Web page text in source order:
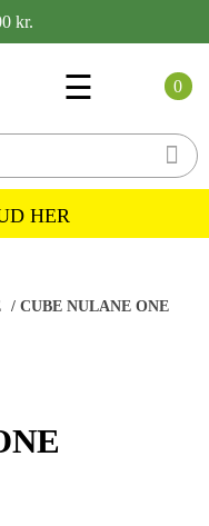
kr.
Toggle
☰

0
HER
/ CUBE NULANE ONE